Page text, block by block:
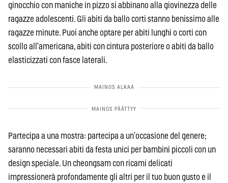
ginocchio con maniche in pizzo si abbinano alla giovinezza delle
ragazze adolescenti. Gli abiti da ballo corti stanno benissimo alle
ragazze minute. Puoi anche optare per abiti lunghi o corti con
scollo all’americana, abiti con cintura posteriore o abiti da ballo
elasticizzati con fasce laterali.
Partecipa a una mostra: partecipa a un’occasione del genere;
saranno necessari abiti da festa unici per bambini piccoli con un
design speciale. Un cheongsam con ricami delicati
impressionerà profondamente gli altri per il tuo buon gusto e il